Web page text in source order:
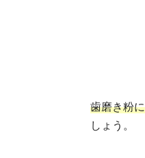
歯磨き粉
しょう。